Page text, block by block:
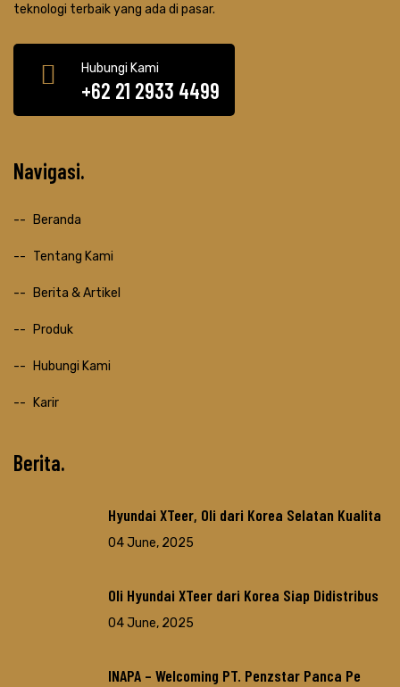
teknologi terbaik yang ada di pasar.
Hubungi Kami
+62 21 2933 4499
Navigasi
Beranda
Tentang Kami
Berita & Artikel
Produk
Hubungi Kami
Karir
Berita
Hyundai XTeer, Oli dari Korea Selatan Kualita
04 June, 2025
Oli Hyundai XTeer dari Korea Siap Didistribus
04 June, 2025
INAPA – Welcoming PT. Penzstar Panca Pe